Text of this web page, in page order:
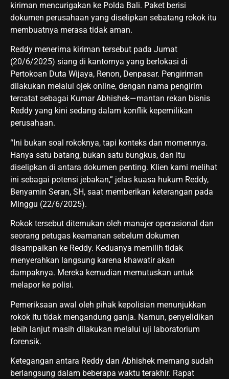
kiriman mencurigakan ke Polda Bali. Paket berisi
dokumen perusahaan yang diselipkan sebatang rokok itu
membuatnya merasa tidak aman.
Reddy menerima kiriman tersebut pada Jumat
(20/6/2025) siang di kantornya yang berlokasi di
Pertokoan Duta Wijaya, Renon, Denpasar. Pengiriman
dilakukan melalui ojek online, dengan nama pengirim
tercatat sebagai Kumar Abhishek—mantan rekan bisnis
Reddy yang kini sedang dalam konflik kepemilikan
perusahaan.
“Ini bukan soal rokoknya, tapi konteks dan momennya.
Hanya satu batang, bukan satu bungkus, dan itu
diselipkan di antara dokumen penting. Klien kami melihat
ini sebagai potensi jebakan,” jelas kuasa hukum Reddy,
Benyamin Seran, SH, saat memberikan keterangan pada
Minggu (22/6/2025).
Rokok tersebut ditemukan oleh manajer operasional dan
seorang petugas keamanan sebelum dokumen
disampaikan ke Reddy. Keduanya memilih tidak
menyerahkan langsung karena khawatir akan
dampaknya. Mereka kemudian memutuskan untuk
melapor ke polisi.
Pemeriksaan awal oleh pihak kepolisian menunjukkan
rokok itu tidak mengandung ganja. Namun, penyelidikan
lebih lanjut masih dilakukan melalui uji laboratorium
forensik.
Ketegangan antara Reddy dan Abhishek memang sudah
berlangsung dalam beberapa waktu terakhir. Rapat